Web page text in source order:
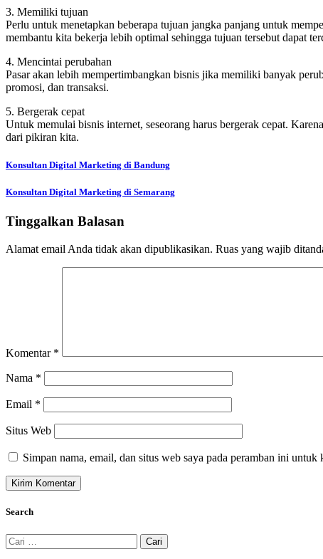
3. Memiliki tujuan
Perlu untuk menetapkan beberapa tujuan jangka panjang untuk
membantu kita bekerja lebih optimal sehingga tujuan tersebut dapat
4. Mencintai perubahan
Pasar akan lebih mempertimbangkan bisnis jika memiliki banyak
promosi, dan transaksi.
5. Bergerak cepat
Untuk memulai bisnis internet, seseorang harus bergerak cepat.
dari pikiran kita.
Navigasi
pos
Konsultan Digital Marketing di Bandung
Konsultan Digital Marketing di Semarang
Tinggalkan Balasan
Alamat email Anda tidak akan dipublikasikan. Ruas yang wajib
Komentar *
Nama *
Email *
Situs Web
Simpan nama, email, dan situs web saya pada peramban ini untuk
Search
Cari
untuk: